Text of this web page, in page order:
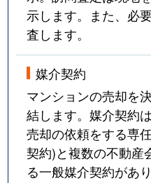
示します。また、必
査します。
媒介契約
マンションの売却を
結します。媒介契約
売却の依頼をする専
契約)と複数の不動産
る一般媒介契約があり